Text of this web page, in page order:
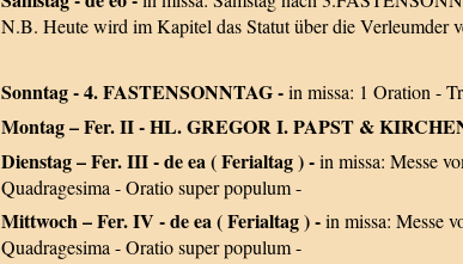
N.B. Heute wird im Kapitel das Statut über die Verleumder
Sonntag - 4. FASTENSONNTAG -in missa: 1 Oration -
Montag – Fer. II - HL. GREGOR I. PAPST &
Dienstag – Fer. III - de ea ( Ferialtag ) -in missa: Messe
Quadragesima - Oratio super populum -
Mittwoch – Fer. IV - de ea ( Ferialtag ) -in missa: Messe
Quadragesima - Oratio super populum -